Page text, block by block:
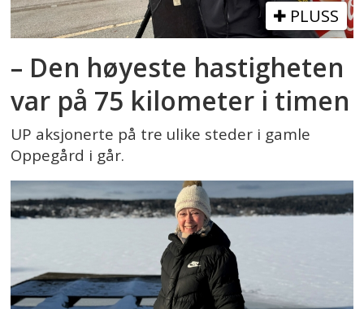
PLUSS
– Den høyeste hastigheten
var på 75 kilometer i timen
UP aksjonerte på tre ulike steder i gamle
Oppegård i går.